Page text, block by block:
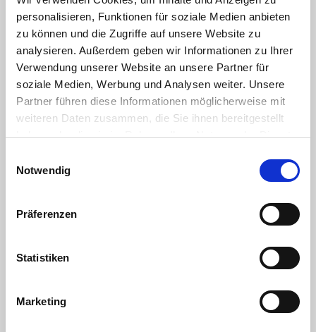
personalisieren, Funktionen für soziale Medien anbieten
zu können und die Zugriffe auf unsere Website zu
analysieren. Außerdem geben wir Informationen zu Ihrer
Verwendung unserer Website an unsere Partner für
soziale Medien, Werbung und Analysen weiter. Unsere
Partner führen diese Informationen möglicherweise mit
weiteren Daten zusammen, die Sie ihnen bereitgestellt
haben oder die sie im Rahmen Ihrer Nutzung der Dienste
Cookies, wenn Sie unsere Webseite weiterhin nutzen.
Notwendig
Präferenzen
Statistiken
Marketing
Vegane Vielfalt auch auf dem Grill
Grillen kann so abwechslungsreich sein. Längst bieten
Klassikern rund um Würstchen und Steaks. Auch bei...